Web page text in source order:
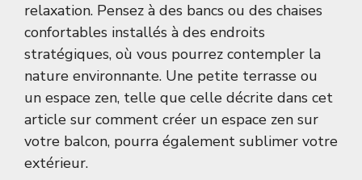
relaxation. Pensez à des bancs ou des chaises
confortables installés à des endroits
stratégiques, où vous pourrez contempler la
nature environnante. Une petite terrasse ou
un espace zen, telle que celle décrite dans cet
article sur comment créer un espace zen sur
votre balcon, pourra également sublimer votre
extérieur.